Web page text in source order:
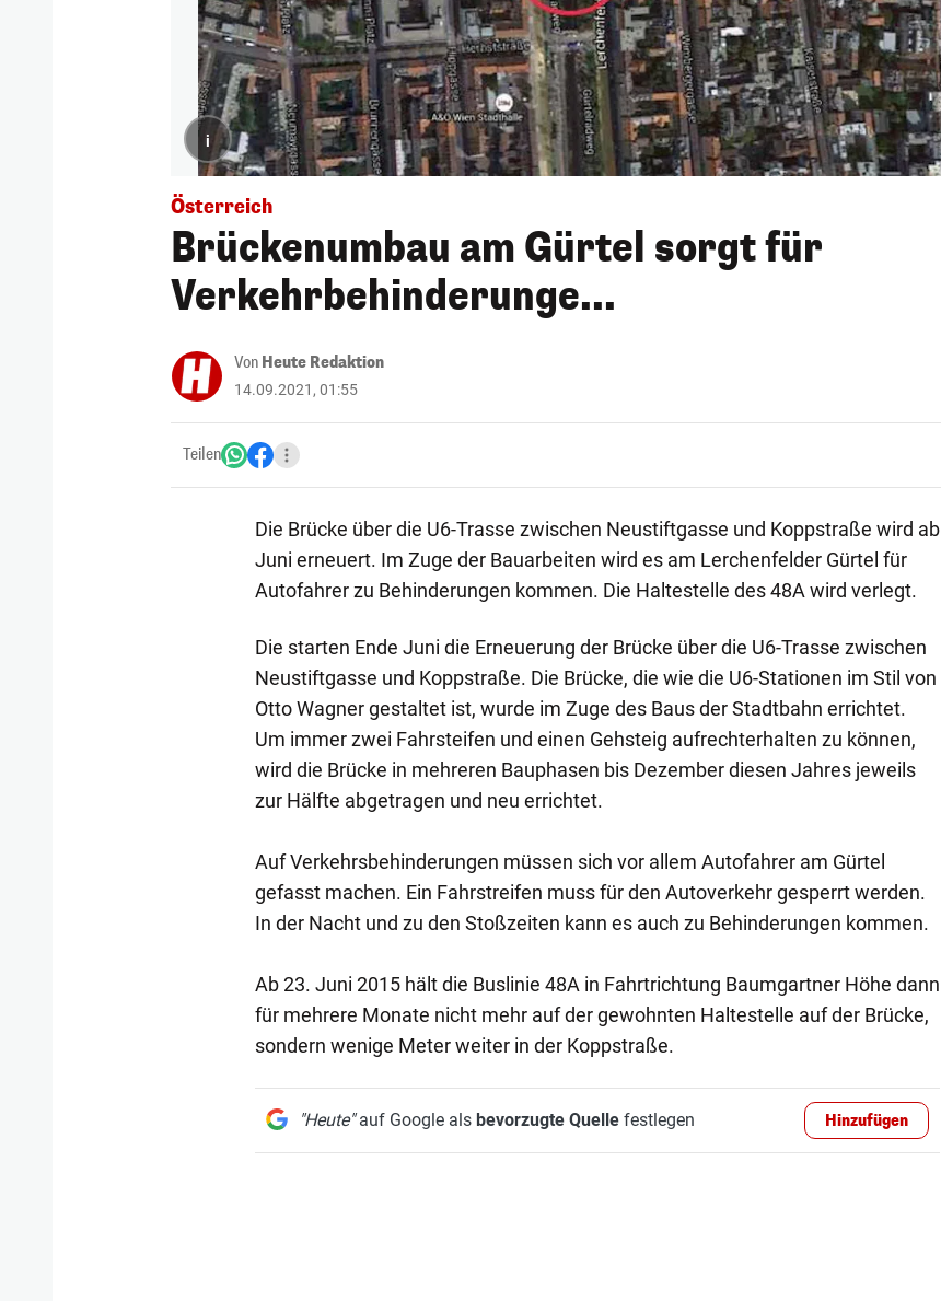
i
Österreich
Brückenumbau am Gürtel sorgt für
Verkehrbehinderunge...
Von Heute Redaktion
14.09.2021, 01:55
Teilen
Die Brücke über die U6-Trasse zwischen Neustiftgasse und Koppstraße wird ab
Juni erneuert. Im Zuge der Bauarbeiten wird es am Lerchenfelder Gürtel für
Autofahrer zu Behinderungen kommen. Die Haltestelle des 48A wird verlegt.
Die starten Ende Juni die Erneuerung der Brücke über die U6-Trasse zwischen
Neustiftgasse und Koppstraße. Die Brücke, die wie die U6-Stationen im Stil von
Otto Wagner gestaltet ist, wurde im Zuge des Baus der Stadtbahn errichtet.
Um immer zwei Fahrsteifen und einen Gehsteig aufrechterhalten zu können,
wird die Brücke in mehreren Bauphasen bis Dezember diesen Jahres jeweils
zur Hälfte abgetragen und neu errichtet.
Auf Verkehrsbehinderungen müssen sich vor allem Autofahrer am Gürtel
gefasst machen. Ein Fahrstreifen muss für den Autoverkehr gesperrt werden.
In der Nacht und zu den Stoßzeiten kann es auch zu Behinderungen kommen.
Ab 23. Juni 2015 hält die Buslinie 48A in Fahrtrichtung Baumgartner Höhe dann
für mehrere Monate nicht mehr auf der gewohnten Haltestelle auf der Brücke,
sondern wenige Meter weiter in der Koppstraße.
"Heute"auf Google als bevorzugte Quellefestlegen Hinzufügen